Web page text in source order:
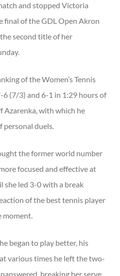
and stopped Victoria
final of the GDL Open Akron
second title of her
of the Women’s Tennis
(7/3) and 6-1 in 1:29 hours of
Azarenka, with which he
personal duels.
the former world number
focused and effective at
she led 3-0 with a break
of the best tennis player
moment.
began to play better, his
various times he left the two-
breaking her serve